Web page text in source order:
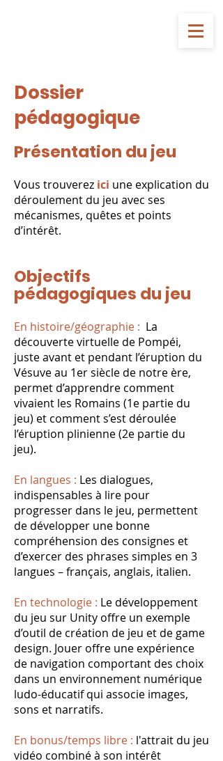
Dossier
pédagogique
Présentation du jeu
Vous trouverez ici une explication du
déroulement du jeu avec ses
mécanismes, quêtes et points
d’intérêt.
Objectifs
pédagogiques du jeu
En histoire/géographie : La
découverte virtuelle de Pompéi,
juste avant et pendant l’éruption du
Vésuve au 1er siècle de notre ère,
permet d’apprendre comment
vivaient les Romains (1e partie du
jeu) et comment s’est déroulée
l’éruption plinienne (2e partie du
jeu).
En langues : Les dialogues,
indispensables à lire pour
progresser dans le jeu, permettent
de développer une bonne
compréhension des consignes et
d’exercer des phrases simples en 3
langues – français, anglais, italien.
En technologie : Le développement
du jeu sur Unity offre un exemple
d’outil de création de jeu et de game
design. Jouer offre une expérience
de navigation comportant des choix
dans un environnement numérique
ludo-éducatif qui associe images,
sons et narratifs.
En bonus/temps libre : l'attrait du jeu
vidéo combiné à son intérêt